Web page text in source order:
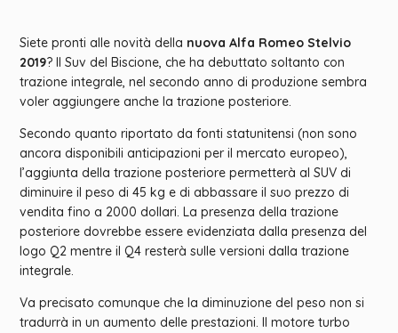
Siete pronti alle novità della nuova Alfa Romeo Stelvio
2019? Il Suv del Biscione, che ha debuttato soltanto con
trazione integrale, nel secondo anno di produzione sembra
voler aggiungere anche la trazione posteriore.
Secondo quanto riportato da fonti statunitensi (non sono
ancora disponibili anticipazioni per il mercato europeo),
l’aggiunta della trazione posteriore permetterà al SUV di
diminuire il peso di 45 kg e di abbassare il suo prezzo di
vendita fino a 2000 dollari. La presenza della trazione
posteriore dovrebbe essere evidenziata dalla presenza del
logo Q2 mentre il Q4 resterà sulle versioni dalla trazione
integrale.
Va precisato comunque che la diminuzione del peso non si
tradurrà in un aumento delle prestazioni. Il motore turbo